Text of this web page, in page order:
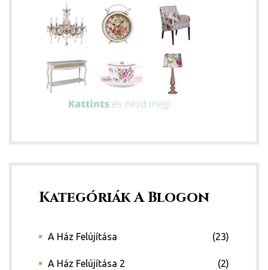
Kategóriák A Blogon
A Ház Felújítása (23)
A Ház Felújítása 2 (2)